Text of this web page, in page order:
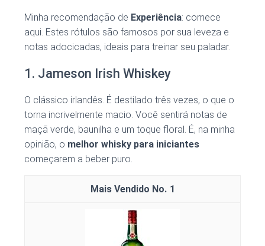
Minha recomendação de Experiência: comece
aqui. Estes rótulos são famosos por sua leveza e
notas adocicadas, ideais para treinar seu paladar.
1. Jameson Irish Whiskey
O clássico irlandês. É destilado três vezes, o que o
torna incrivelmente macio. Você sentirá notas de
maçã verde, baunilha e um toque floral. É, na minha
opinião, o melhor whisky para iniciantes
começarem a beber puro.
1